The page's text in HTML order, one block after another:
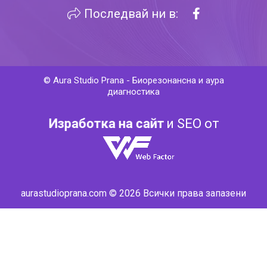
Последвай ни в:
© Aura Studio Prana- Биорезонансна и аура
диагностика
Изработка на сайти SEO от
aurastudioprana.com © 2026 Всички права запазени